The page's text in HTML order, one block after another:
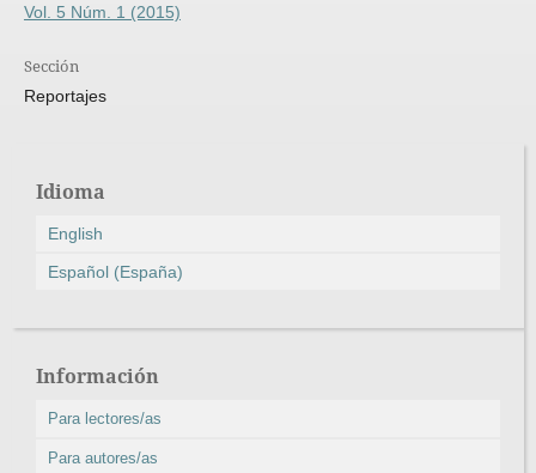
Vol. 5 Núm. 1 (2015)
Sección
Reportajes
Idioma
English
Español (España)
Información
Para lectores/as
Para autores/as